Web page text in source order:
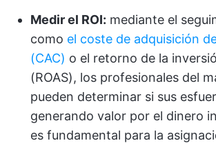
Medir el ROI: mediante el
como el coste de adquisición
(CAC) o el retorno de la
(ROAS), los profesionales del
pueden determinar si sus
generando valor por el dinero
es fundamental para la